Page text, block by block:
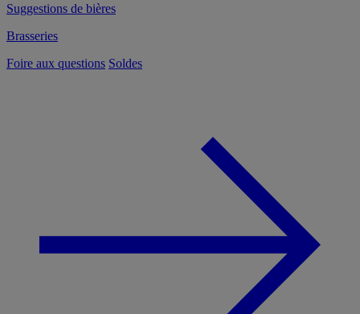
Suggestions de bières
Brasseries
Foire aux questions Soldes